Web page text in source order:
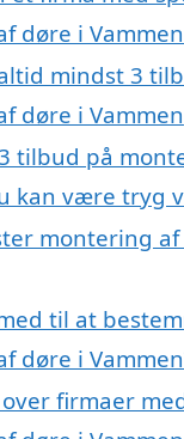
døre i
mindst 3
døre i Vammen
tilbud på
kan være tryg
montering
til at
døre i
firmaer